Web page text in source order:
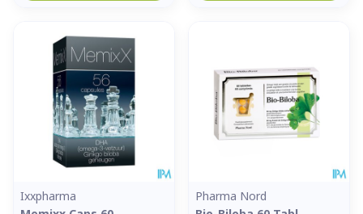
Ixxpharma
Pharma Nord